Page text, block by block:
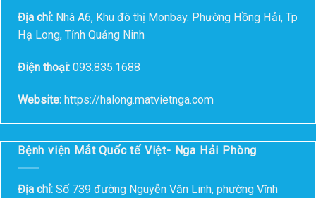
Địa chỉ: Nhà A6, Khu đô thị Monbay. Phường Hồng Hải, Tp
Hạ Long, Tỉnh Quảng Ninh
Điện thoại: 093.835.1688
Website: https://halong.matvietnga.com
Bệnh viện Mắt Quốc tế Việt- Nga Hải Phòng
Địa chỉ: Số 739 đường Nguyễn Văn Linh, phường Vĩnh